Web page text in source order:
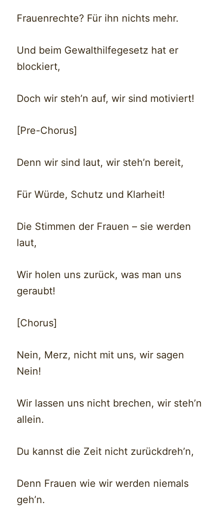
Frauenrechte? Für ihn nichts mehr.
Und beim Gewalthilfegesetz hat er
blockiert,
Doch wir steh’n auf, wir sind motiviert!
[Pre-Chorus]
Denn wir sind laut, wir steh’n bereit,
Für Würde, Schutz und Klarheit!
Die Stimmen der Frauen – sie werden
laut,
Wir holen uns zurück, was man uns
geraubt!
[Chorus]
Nein, Merz, nicht mit uns, wir sagen
Nein!
Wir lassen uns nicht brechen, wir steh’n
allein.
Du kannst die Zeit nicht zurückdreh’n,
Denn Frauen wie wir werden niemals
geh’n.